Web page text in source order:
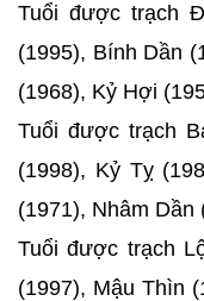
Tuổi được trạch
(1995), Bính Dần
(1968), Kỷ Hợi
Tuổi được trạch
(1998), Kỷ Tỵ
(1971), Nhâm Dần
Tuổi được trạch
(1997), Mậu Thìn